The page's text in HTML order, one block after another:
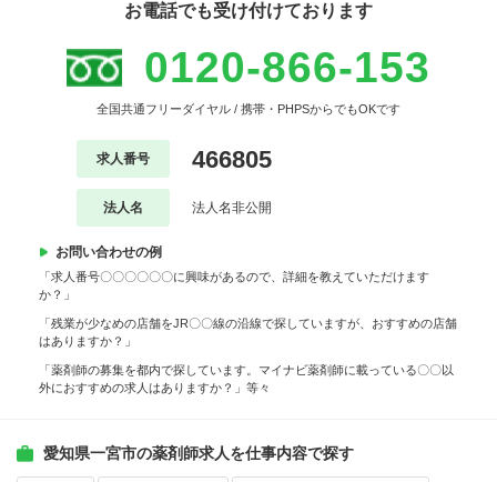
お電話でも受け付けております
0120-866-153
全国共通フリーダイヤル / 携帯・PHPSからでもOKです
求人番号 466805
法人名 法人名非公開
お問い合わせの例
「求人番号〇〇〇〇〇〇に興味があるので、詳細を教えていただけます
か？」
「残業が少なめの店舗をJR〇〇線の沿線で探していますが、おすすめの店舗
はありますか？」
「薬剤師の募集を都内で探しています。マイナビ薬剤師に載っている〇〇以
外におすすめの求人はありますか？」等々
愛知県一宮市の薬剤師求人を仕事内容で探す